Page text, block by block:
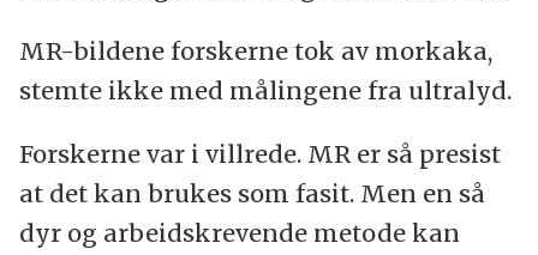
MR-bildene forskerne tok av morkaka,
stemte ikke med målingene fra ultralyd.
Forskerne var i villrede. MR er så presist
at det kan brukes som fasit. Men en så
dyr og arbeidskrevende metode kan